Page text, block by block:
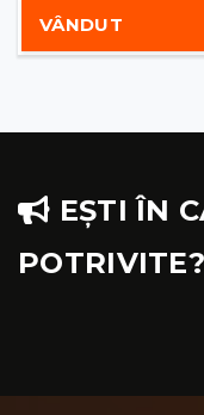
VÂNDUT
EȘTI ÎN
POTRIVITE?